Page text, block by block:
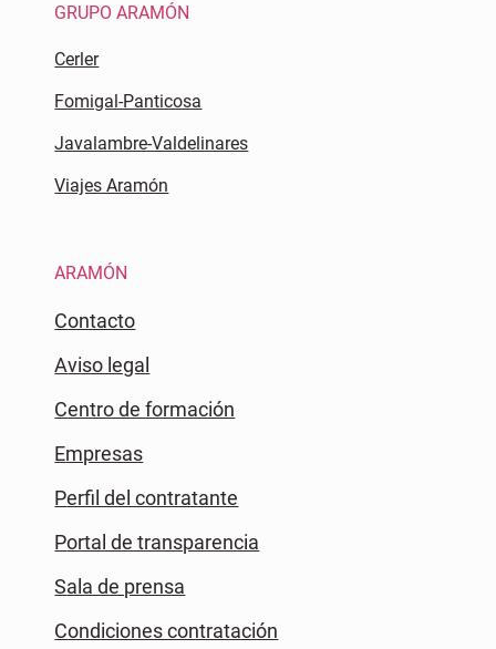
GRUPO ARAMÓN
Cerler
Fomigal-Panticosa
Javalambre-Valdelinares
Viajes Aramón
ARAMÓN
Contacto
Aviso legal
Centro de formación
Empresas
Perfil del contratante
Portal de transparencia
Sala de prensa
Condiciones contratación